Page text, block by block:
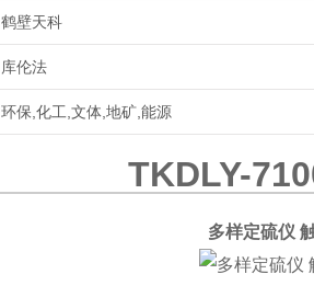
鹤壁天科
库伦法
环保,化工,文体,地矿,能源
TKDLY-
多样定硫仪